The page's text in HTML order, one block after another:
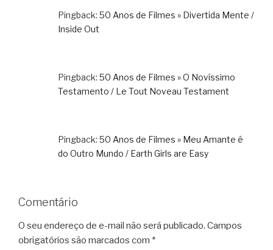
Pingback: 50 Anos de Filmes » Divertida Mente /
Inside Out
Pingback: 50 Anos de Filmes » O Novíssimo
Testamento / Le Tout Noveau Testament
Pingback: 50 Anos de Filmes » Meu Amante é
do Outro Mundo / Earth Girls are Easy
Comentário
O seu endereço de e-mail não será publicado. Campos
obrigatórios são marcados com *